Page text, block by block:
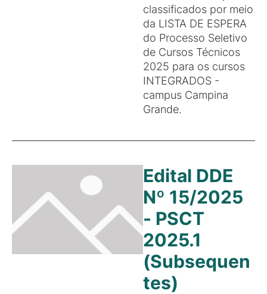
classificados por meio
da LISTA DE ESPERA
do Processo Seletivo
de Cursos Técnicos
2025 para os cursos
INTEGRADOS -
campus Campina
Grande.
Edital DDE
Nº 15/2025
- PSCT
2025.1
(Subsequen
tes)